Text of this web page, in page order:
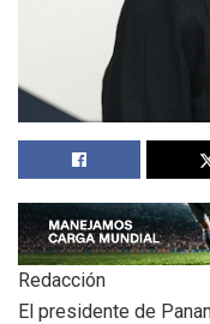
Redacción
El presidente de